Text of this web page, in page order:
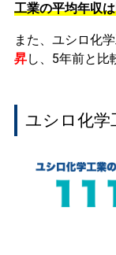
工業の平均年収
また、ユシロ化
昇し、5年前と比
ユシロ化学